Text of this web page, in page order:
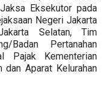
Eksekutor pada
Negeri Jakarta
Selatan, Tim
Badan Pertanahan
Pajak Kementerian
dan Aparat Kelurahan